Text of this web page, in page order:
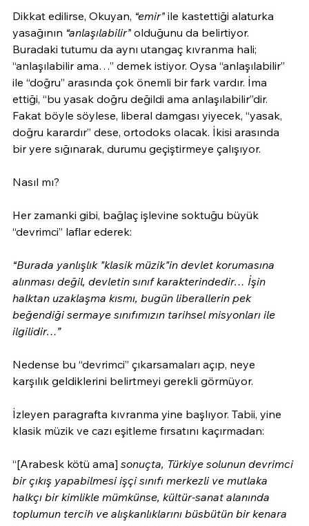
Dikkat edilirse, Okuyan, “emir” ile kastettiği alaturka
yasağının “anlaşılabilir” olduğunu da belirtiyor.
Buradaki tutumu da aynı utangaç kıvranma hali;
“anlaşılabilir ama…” demek istiyor. Oysa “anlaşılabilir”
ile “doğru” arasında çok önemli bir fark vardır. İma
ettiği, “bu yasak doğru değildi ama anlaşılabilir”dir.
Fakat böyle söylese, liberal damgası yiyecek, “yasak,
doğru karardır” dese, ortodoks olacak. İkisi arasında
bir yere sığınarak, durumu geçiştirmeye çalışıyor.
Nasıl mı?
Her zamanki gibi, bağlaç işlevine soktuğu büyük
“devrimci” laflar ederek:
“Burada yanlışlık "klasik müzik"in devlet korumasına
alınması değil, devletin sınıf karakterindedir… İşin
halktan uzaklaşma kısmı, bugün liberallerin pek
beğendiği sermaye sınıfımızın tarihsel misyonları ile
ilgilidir…”
Nedense bu “devrimci” çıkarsamaları açıp, neye
karşılık geldiklerini belirtmeyi gerekli görmüyor.
İzleyen paragrafta kıvranma yine başlıyor. Tabii, yine
klasik müzik ve cazı eşitleme fırsatını kaçırmadan:
“[Arabesk kötü ama] sonuçta, Türkiye solunun devrimci
bir çıkış yapabilmesi işçi sınıfı merkezli ve mutlaka
halkçı bir kimlikle mümkünse, kültür-sanat alanında
toplumun tercih ve alışkanlıklarını büsbütün bir kenara